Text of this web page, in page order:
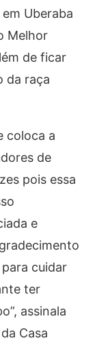
Uberaba
Melhor
de ficar
da raça
coloca a
de
pois essa
e
cuidar
ter
assinala
Casa